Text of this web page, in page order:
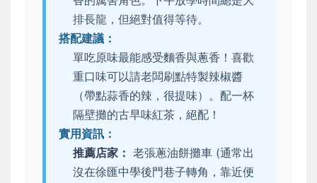
排長龍，但絕對值得等待。
搭配建議：
單吃原味最能感受麵香與蔥香！喜歡
重口味可以請老闆刷點特製辣椒醬
（帶點蒜香的辣，很提味）。配一杯
隔壁攤的古早味紅茶，絕配！
實用資訊：
推薦店家： 老張蔥油餅攤車 (通常出
沒在徐匯中學後門巷子轉角，靠近便